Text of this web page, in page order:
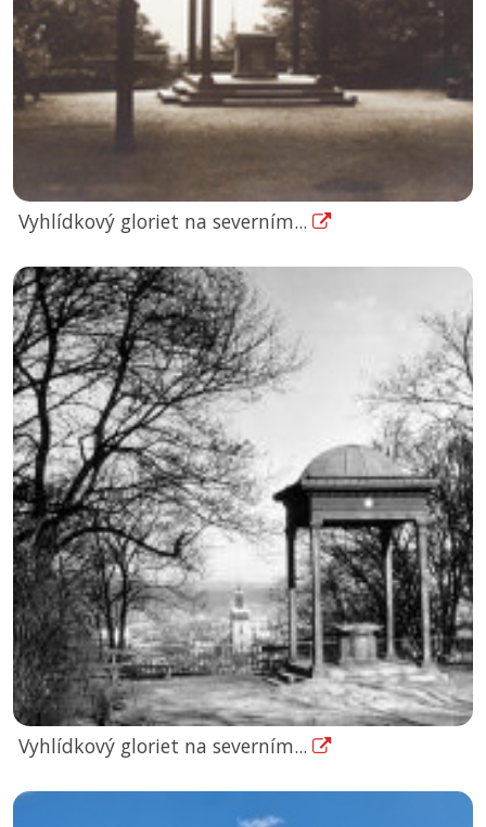
Vyhlídkový gloriet na severním...
Vyhlídkový gloriet na severním...